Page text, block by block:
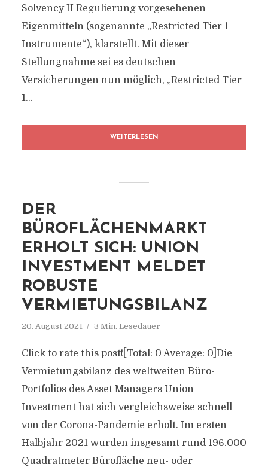
Solvency II Regulierung vorgesehenen
Eigenmitteln (sogenannte „Restricted Tier 1
Instrumente“), klarstellt. Mit dieser
Stellungnahme sei es deutschen
Versicherungen nun möglich, „Restricted Tier
1...
WEITERLESEN
DER
BÜROFLÄCHENMARKT
ERHOLT SICH: UNION
INVESTMENT MELDET
ROBUSTE
VERMIETUNGSBILANZ
20. August 2021 3 Min. Lesedauer
Click to rate this post![Total: 0 Average: 0]Die
Vermietungsbilanz des weltweiten Büro-
Portfolios des Asset Managers Union
Investment hat sich vergleichsweise schnell
von der Corona-Pandemie erholt. Im ersten
Halbjahr 2021 wurden insgesamt rund 196.000
Quadratmeter Bürofläche neu- oder